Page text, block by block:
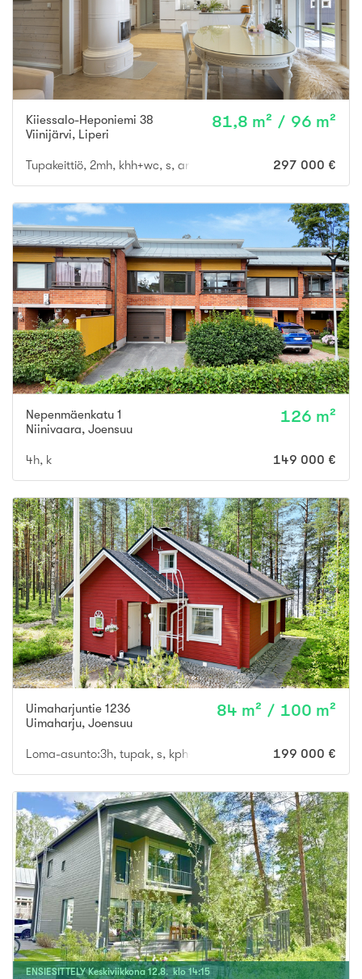
Kiiessalo-Heponiemi 38
Viinijärvi, Liperi
81,8 m² / 96 m²
Tupakeittiö, 2mh, khh+wc, s, arkieteinen/tekn. tila,297 000 €
Nepenmäenkatu 1
Niinivaara, Joensuu
126 m²
4h, k 149 000 €
Uimaharjuntie 1236
Uimaharju, Joensuu
84 m² / 100 m²
Loma-asunto:3h, tupak, s, kph+wc, parvihuone, aula199 000 €
ENSIESITTELY Keskiviikkona 12.8. klo14:15